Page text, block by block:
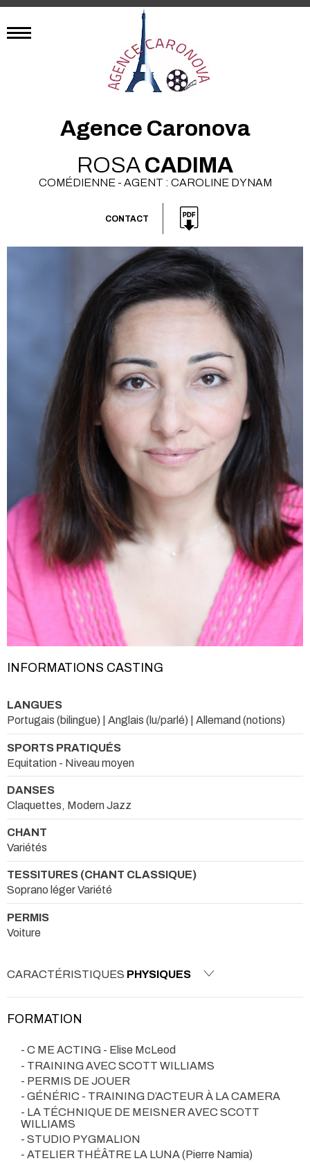
Agence Caronova
ROSA CADIMA
COMÉDIENNE - AGENT : CAROLINE DYNAM
CONTACT
INFORMATIONS CASTING
LANGUES
Portugais (bilingue) | Anglais (lu/parlé) | Allemand (notions)
SPORTS PRATIQUÉS
Equitation - Niveau moyen
DANSES
Claquettes, Modern Jazz
CHANT
Variétés
TESSITURES (CHANT CLASSIQUE)
Soprano léger Variété
PERMIS
Voiture
CARACTÉRISTIQUES PHYSIQUES
FORMATION
- C ME ACTING - Elise McLeod
- TRAINING AVEC SCOTT WILLIAMS
- PERMIS DE JOUER
- GÉNÉRIC - TRAINING D’ACTEUR À LA CAMERA
- LA TÉCHNIQUE DE MEISNER AVEC SCOTT
WILLIAMS
- STUDIO PYGMALION
- ATELIER THÉÂTRE LA LUNA (Pierre Namia)